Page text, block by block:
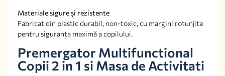
Materiale sigure și rezistente
Fabricat din plastic durabil, non-toxic, cu margini rotunjite
pentru siguranța maximă a copilului.
Premergator Multifunctional
Copii 2 in 1 si Masa de Activitati